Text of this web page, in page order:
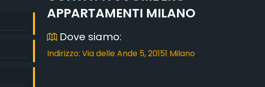
APPARTAMENTI MILANO
Dove siamo:
Indirizzo: Via delle Ande 5, 20151 Milano